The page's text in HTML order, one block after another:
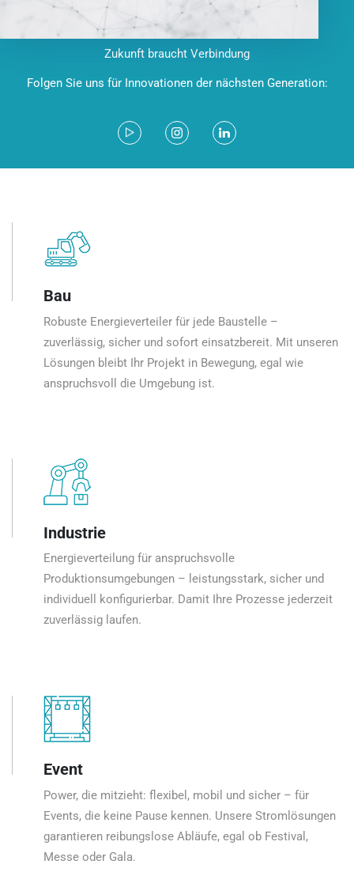
Zukunft braucht Verbindung
Folgen Sie uns für Innovationen der nächsten Generation:
Bau
Robuste Energieverteiler für jede Baustelle –
zuverlässig, sicher und sofort einsatzbereit. Mit unseren
Lösungen bleibt Ihr Projekt in Bewegung, egal wie
anspruchsvoll die Umgebung ist.
Industrie
Energieverteilung für anspruchsvolle
Produktionsumgebungen – leistungsstark, sicher und
individuell konfigurierbar. Damit Ihre Prozesse jederzeit
zuverlässig laufen.
Event
Power, die mitzieht: flexibel, mobil und sicher – für
Events, die keine Pause kennen. Unsere Stromlösungen
garantieren reibungslose Abläufe, egal ob Festival,
Messe oder Gala.